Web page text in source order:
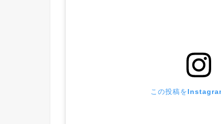
この投稿を